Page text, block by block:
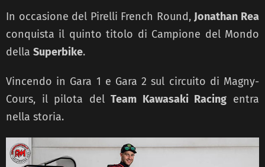
In occasione del Pirelli French Round, Jonathan Rea
conquista il quinto titolo di Campione del Mondo
della Superbike.
Vincendo in Gara 1 e Gara 2 sul circuito di Magny-
Cours, il pilota del Team Kawasaki Racing entra
nella storia.